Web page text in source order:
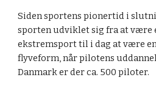
Siden sportens pionertid i
sporten udviklet sig fra at være
ekstremsport til i dag at være
flyveform, når pilotens
Danmark er der ca. 500 piloter.